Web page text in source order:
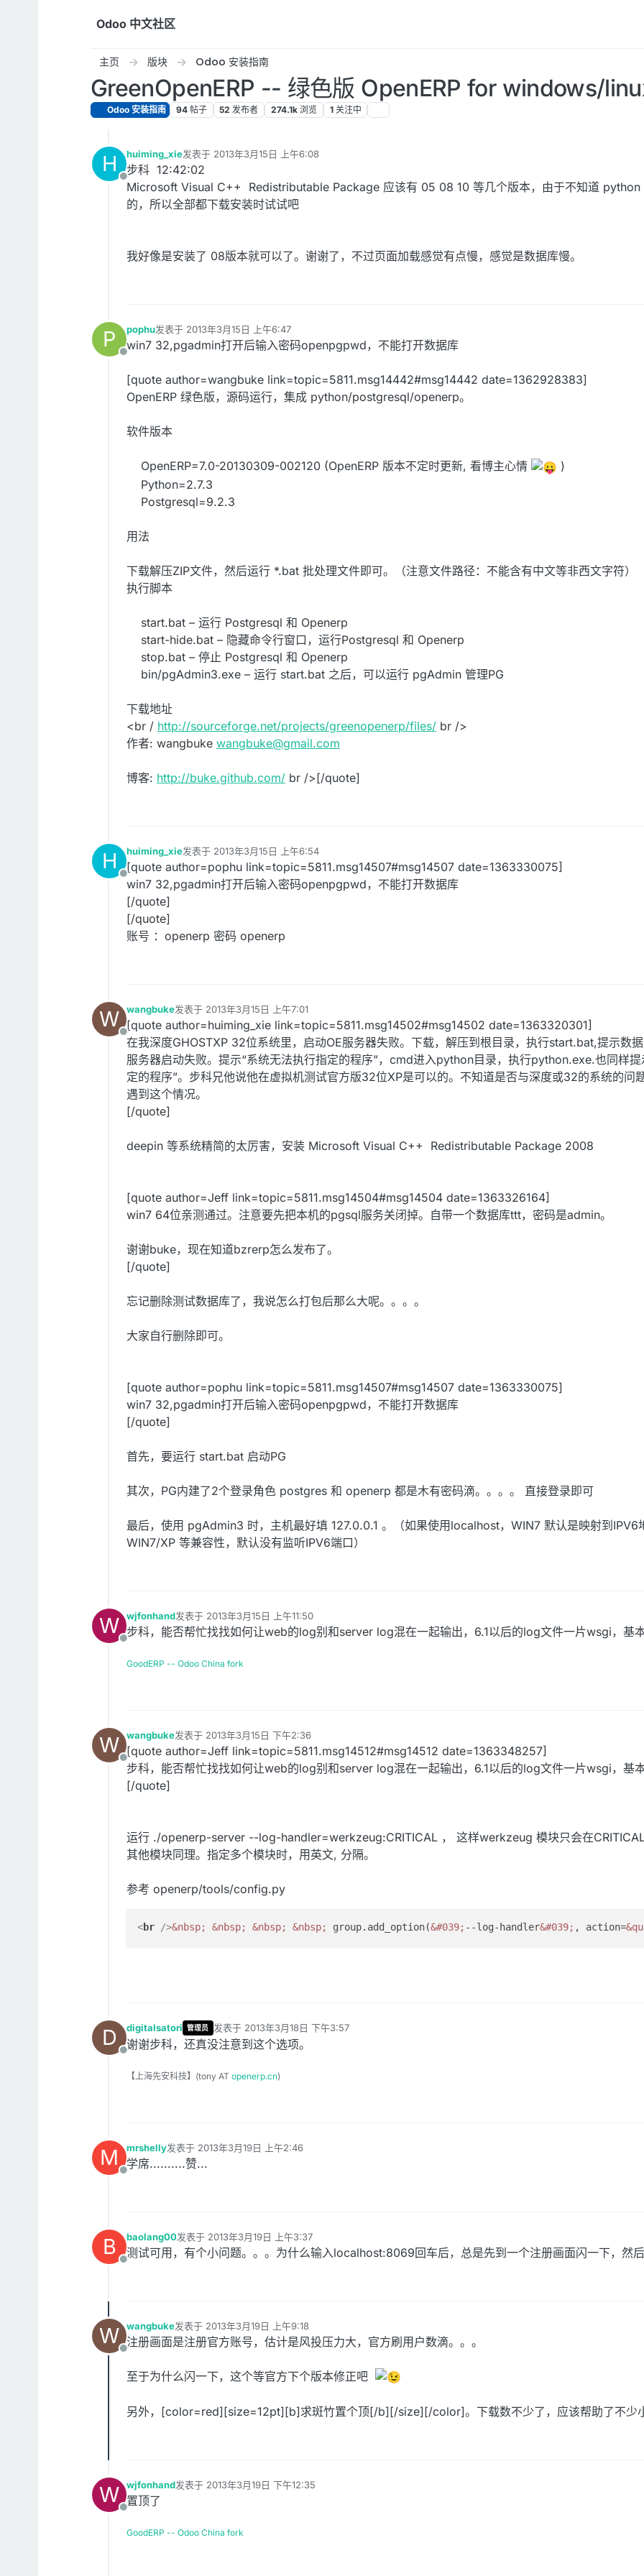
Odoo 中文社区
主页 版块 Odoo 安装指南
GreenOpenERP -- 绿色版 OpenERP for windows/
Odoo 安装指南 94 帖子 52 发布者 274.1k 浏览 1 关注中
H
离线
huiming_xie发表于 2013年3月15日 上午6:08
最后由 编辑
步科 12:42:02
Microsoft Visual C++ Redistributable Package 应该有 05 08 10 等几个版本，由于不知道 python
的，所以全部都下载安装时试试吧
我好像是安装了 08版本就可以了。谢谢了，不过页面加载感觉有点慢，感觉是数据库慢。
P
离线
pophu发表于 2013年3月15日 上午6:47
最后由 编辑
win7 32,pgadmin打开后输入密码openpgpwd，不能打开数据库
[quote author=wangbuke link=topic=5811.msg14442#msg14442 date=1362928383]
OpenERP 绿色版，源码运行，集成 python/postgresql/openerp。
软件版本
OpenERP=7.0-20130309-002120 (OpenERP 版本不定时更新, 看博主心情
)
Python=2.7.3
Postgresql=9.2.3
用法
下载解压ZIP文件，然后运行 *.bat 批处理文件即可。（注意文件路径：不能含有中文等非西文字符）
执行脚本
start.bat – 运行 Postgresql 和 Openerp
start-hide.bat – 隐藏命令行窗口，运行Postgresql 和 Openerp
stop.bat – 停止 Postgresql 和 Openerp
bin/pgAdmin3.exe – 运行 start.bat 之后，可以运行 pgAdmin 管理PG
下载地址
<br / http://sourceforge.net/projects/greenopenerp/files/ br />
作者: wangbuke wangbuke@gmail.com
博客: http://buke.github.com/ br />[/quote]
H
离线
huiming_xie发表于 2013年3月15日 上午6:54
最后由 编辑
[quote author=pophu link=topic=5811.msg14507#msg14507 date=1363330075]
win7 32,pgadmin打开后输入密码openpgpwd，不能打开数据库
[/quote]
[/quote]
账号 ：openerp 密码 openerp
W
离线
wangbuke发表于 2013年3月15日 上午7:01
最后由 编辑
[quote author=huiming_xie link=topic=5811.msg14502#msg14502 date=1363320301]
在我深度GHOSTXP 32位系统里，启动OE服务器失败。下载，解压到根目录，执行start.bat,提示数
服务器启动失败。提示“系统无法执行指定的程序”，cmd进入python目录，执行python.exe.也同样提
定的程序”。步科兄他说他在虚拟机测试官方版32位XP是可以的。不知道是否与深度或32的系统的问
遇到这个情况。
[/quote]
deepin 等系统精简的太厉害，安装 Microsoft Visual C++ Redistributable Package 2008
[quote author=Jeff link=topic=5811.msg14504#msg14504 date=1363326164]
win7 64位亲测通过。注意要先把本机的pgsql服务关闭掉。自带一个数据库ttt，密码是admin。
谢谢buke，现在知道bzrerp怎么发布了。
[/quote]
忘记删除测试数据库了，我说怎么打包后那么大呢。。。。
大家自行删除即可。
[quote author=pophu link=topic=5811.msg14507#msg14507 date=1363330075]
win7 32,pgadmin打开后输入密码openpgpwd，不能打开数据库
[/quote]
首先，要运行 start.bat 启动PG
其次，PG内建了2个登录角色 postgres 和 openerp 都是木有密码滴。。。。 直接登录即可
最后，使用 pgAdmin3 时，主机最好填 127.0.0.1 。（如果使用localhost，WIN7 默认是映射到IPV6
WIN7/XP 等兼容性，默认没有监听IPV6端口）
W
离线
wjfonhand发表于 2013年3月15日 上午11:50
最后由 编辑
步科，能否帮忙找找如何让web的log别和server log混在一起输出，6.1以后的log文件一片wsgi，基
GoodERP -- Odoo China fork
W
离线
wangbuke发表于 2013年3月15日 下午2:36
最后由 编辑
[quote author=Jeff link=topic=5811.msg14512#msg14512 date=1363348257]
步科，能否帮忙找找如何让web的log别和server log混在一起输出，6.1以后的log文件一片wsgi，基
[/quote]
运行 ./openerp-server --log-handler=werkzeug:CRITICAL ， 这样werkzeug 模块只会在
其他模块同理。指定多个模块时，用英文, 分隔。
参考 openerp/tools/config.py
<br />&nbsp; &nbsp; &nbsp; &nbsp; group.add_option(&#039; --log-handler&#039; , action=
D
离线
digitalsatori 管理员 发表于 2013年3月18日 下午3:57
最后由 编辑
谢谢步科，还真没注意到这个选项。
【上海先安科技】(tony AT openerp.cn)
M
离线
mrshelly发表于 2013年3月19日 上午2:46
最后由 编辑
学席..........赞...
B
离线
baolang00发表于 2013年3月19日 上午3:37
最后由 编辑
测试可用，有个小问题。。。为什么输入localhost:8069回车后，总是先到一个注册画面闪一下，然
W
离线
wangbuke发表于 2013年3月19日 上午9:18
最后由 编辑
注册画面是注册官方账号，估计是风投压力大，官方刷用户数滴。。。
至于为什么闪一下，这个等官方下个版本修正吧
另外，[color=red][size=12pt][b]求斑竹置个顶[/b][/size][/color]。下载数不少了，应该帮助了不少
W
离线
wjfonhand发表于 2013年3月19日 下午12:35
最后由 编辑
置顶了
GoodERP -- Odoo China fork